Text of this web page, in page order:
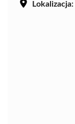
Lokalizacja: